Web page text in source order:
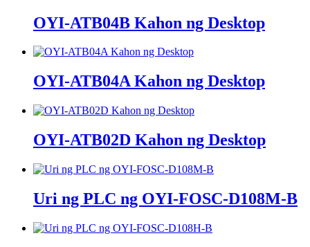
OYI-ATB04B Kahon ng Desktop
OYI-ATB04A Kahon ng Desktop
OYI-ATB02D Kahon ng Desktop
Uri ng PLC ng OYI-FOSC-D108M-B